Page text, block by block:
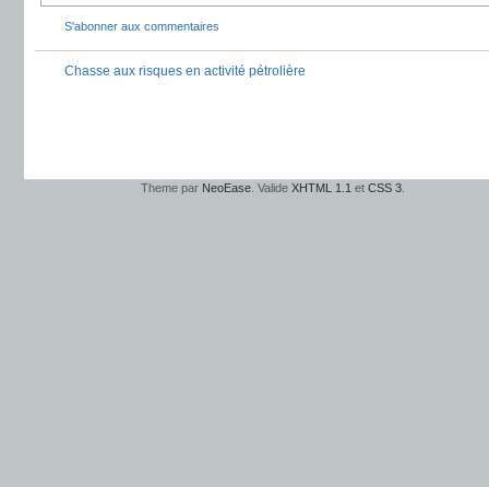
S'abonner aux commentaires
Chasse aux risques en activité pétrolière
Theme par NeoEase . Valide XHTML 1.1 et CSS 3